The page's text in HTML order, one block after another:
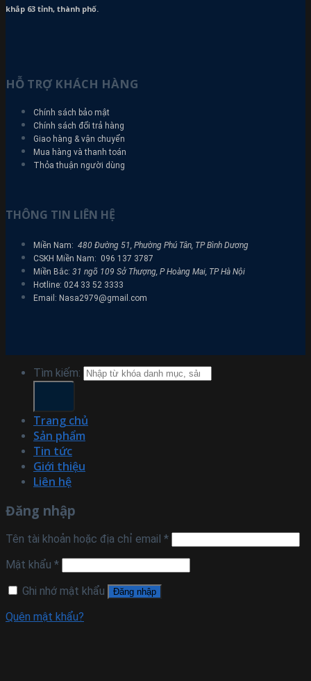
khắp 63 tỉnh, thành phố.
HỖ TRỢ KHÁCH HÀNG
Chính sách bảo mật
Chính sách đổi trả hàng
Giao hàng & vận chuyển
Mua hàng và thanh toán
Thỏa thuận người dùng
THÔNG TIN LIÊN HỆ
Miền Nam: 480 Đường 51, Phường Phú Tân, TP Bình Dương
CSKH Miền Nam: 096 137 3787
Miền Bắc: 31 ngõ 109 Sở Thượng, P Hoàng Mai, TP Hà Nội
Hotline: 024 33 52 3333
Email: Nasa2979@gmail.com
Tìm kiếm:
Trang chủ
Sản phẩm
Tin tức
Giới thiệu
Liên hệ
Đăng nhập
Tên tài khoản hoặc địa chỉ email *
Mật khẩu *
Ghi nhớ mật khẩu
Đăng nhập
Quên mật khẩu?